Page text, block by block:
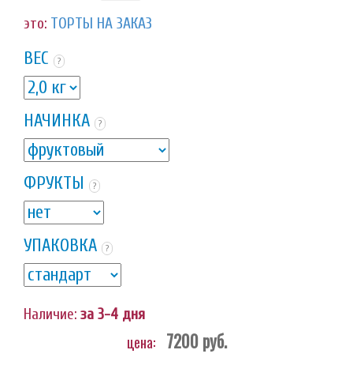
это: ТОРТЫ НА ЗАКАЗ
ВЕС ?
НАЧИНКА ?
ФРУКТЫ ?
УПАКОВКА ?
Наличие: за 3-4 дня
цена: 7200руб.